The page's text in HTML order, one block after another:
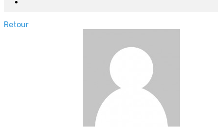
Retour